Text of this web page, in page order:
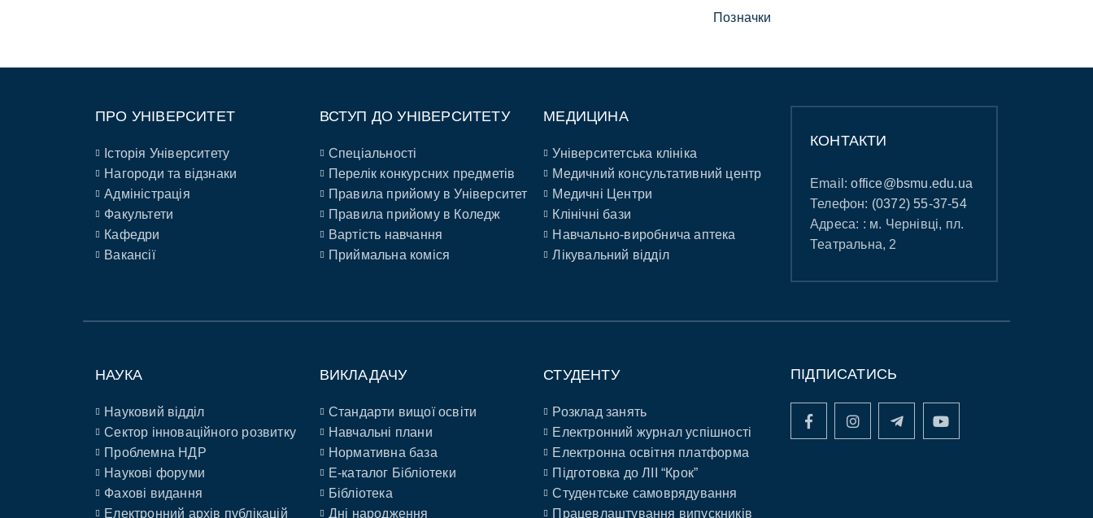
Позначки
ПРО УНІВЕРСИТЕТ
Історія Університету
Нагороди та відзнаки
Адміністрація
Факультети
Кафедри
Вакансії
ВСТУП ДО УНІВЕРСИТЕТУ
Спеціальності
Перелік конкурсних предметів
Правила прийому в Університет
Правила прийому в Коледж
Вартість навчання
Приймальна коміся
МЕДИЦИНА
Університетська клініка
Медичний консультативний центр
Медичні Центри
Клінічні бази
Навчально-виробнича аптека
Лікувальний відділ
КОНТАКТИ
Email:office@bsmu.edu.ua
Телефон: (0372) 55-37-54
Адреса: : м. Чернівці, пл.
Театральна, 2
НАУКА
Науковий відділ
Сектор інноваційного розвитку
Проблемна НДР
Наукові форуми
Фахові видання
Електронний архів публікацій
ВИКЛАДАЧУ
Стандарти вищої освіти
Навчальні плани
Нормативна база
E-каталог Бібліотеки
Бібліотека
Дні народження
СТУДЕНТУ
Розклад занять
Електронний журнал успішності
Електронна освітня платформа
Підготовка до ЛІІ “Крок”
Студентське самоврядування
Працевлаштування випускників
ПІДПИСАТИСЬ